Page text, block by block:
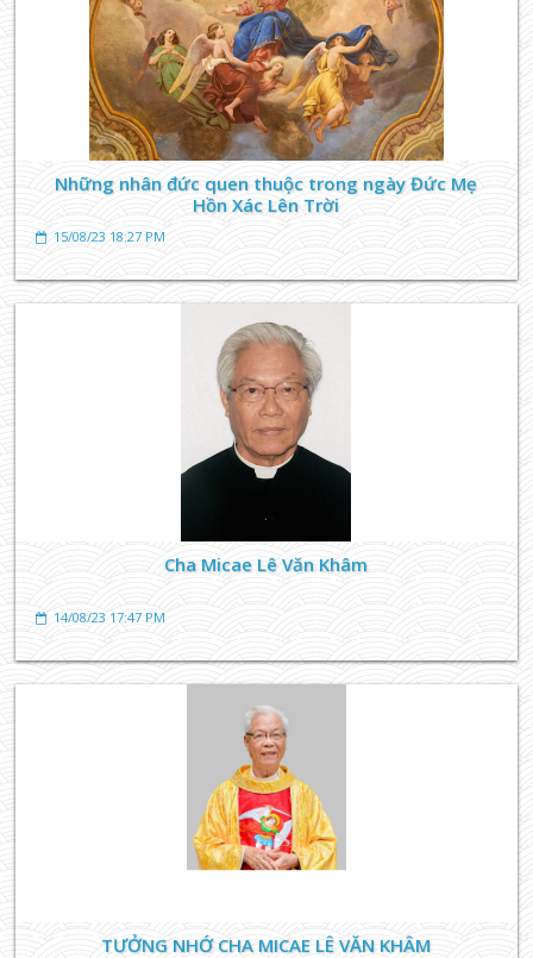
14/08/23 17:47 PM
GIÁO XỨ
Các Linh Mục Đang Phục Vụ tại Giáo xứ Búng
GIÁO XỨ
Các Linh Mục Gốc Búng
Những nhân đức quen thuộc trong ngày Đức Mẹ
Hồn Xác Lên Trời
15/08/23 18:27 PM
Cha Micae Lê Văn Khâm
14/08/23 17:47 PM
TƯỞNG NHỚ CHA MICAE LÊ VĂN KHÂM